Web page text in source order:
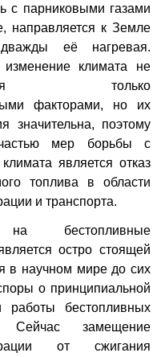
с парниковыми газами
направляется к Земле
её нагревая.
изменение климата не
только
факторами, но их
значительна, поэтому
мер борьбы с
является отказ
топлива в области
и транспорта.
бестопливные
остро стоящей
в научном мире до сих
о принципиальной
работы бестопливных
Сейчас замещение
от сжигания